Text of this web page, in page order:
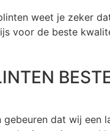
weet je zeker
voor de beste
dat wij een